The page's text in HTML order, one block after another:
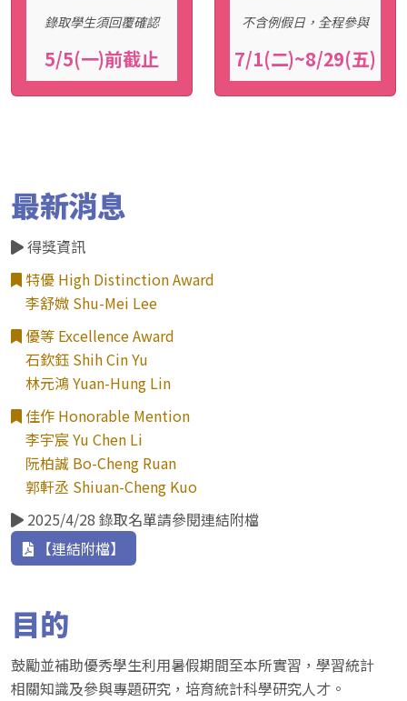
錄取學生須回覆確認
5/5(一)前截止
不含例假日，全程參與
7/1(二)~8/29(五)
最新消息
得獎資訊
特優 High Distinction Award
李舒媺 Shu-Mei Lee
優等 Excellence Award
石欽鈺 Shih Cin Yu
林元鴻 Yuan-Hung Lin
佳作 Honorable Mention
李宇宸 Yu Chen Li
阮柏誠 Bo-Cheng Ruan
郭軒丞 Shiuan-Cheng Kuo
2025/4/28 錄取名單請參閱連結附檔
【連結附檔】
目的
鼓勵並補助優秀學生利用暑假期間至本所實習，學習統計
相關知識及參與專題研究，培育統計科學研究人才。